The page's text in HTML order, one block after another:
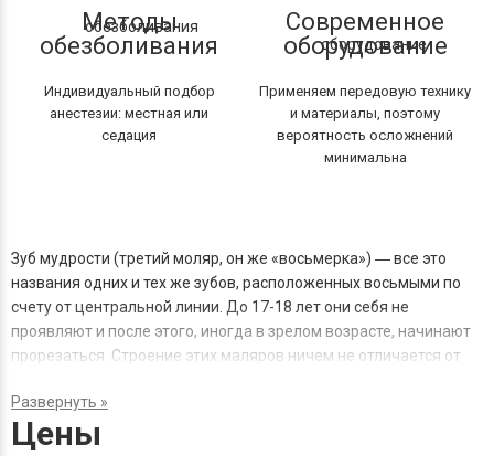
Методы
обезболивания
Индивидуальный подбор
анестезии: местная или
седация
Современное
оборудование
Применяем передовую технику
и материалы, поэтому
вероятность осложнений
минимальна
Зуб мудрости (третий моляр, он же «восьмерка») ― все это
названия одних и тех же зубов, расположенных восьмыми по
счету от центральной линии. До 17-18 лет они себя не
проявляют и после этого, иногда в зрелом возрасте, начинают
прорезаться. Строение этих маляров ничем не отличается от
прорезание доставляет дискомфорт и сильные болевые
ощущения, поэтому часто пациенты обращаются в
Цены